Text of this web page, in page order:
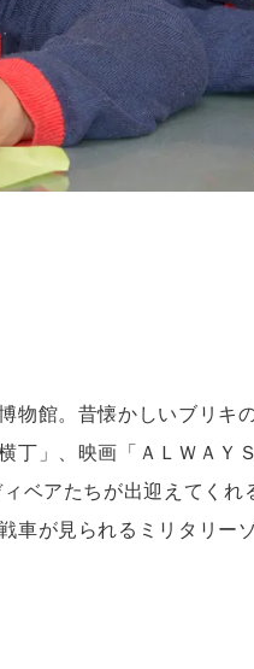
館。昔懐かしいブリ
丁」、映画「ＡＬＷＡ
ベアたちが出迎えてく
が見られるミリタリ